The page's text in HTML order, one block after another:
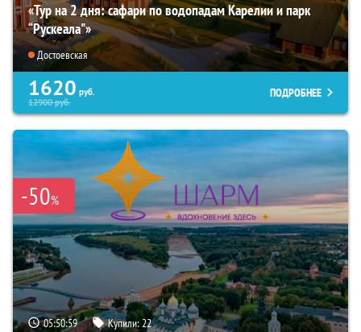
«Тур на 2 дня: сафари по водопадам Карелии и парк
“Рускеала"»
Достоевская
1620 руб.
12900руб.
ПОДРОБНЕЕ
-50%
05:50:58 Купили:22